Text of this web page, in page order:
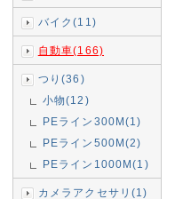
バイク(11)
自動車(166)
つり(36)
小物(12)
PEライン300M(1)
PEライン500M(2)
PEライン1000M(1)
カメラアクセサリ(1)